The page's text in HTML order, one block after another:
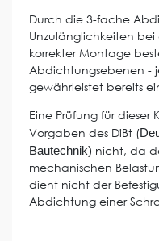
Durch die 3-fache
Unzulänglichkeiten
korrekter Montage
Abdichtungsebenen -
gewährleistet bereits
Eine Prüfung für
Vorgaben des DiBt (
Bautechnik) nicht, da
mechanischen
dient nicht der
Abdichtung einer